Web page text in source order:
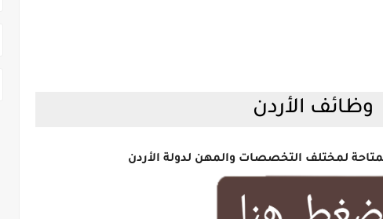
وظائف الأردن
لمختلف التخصصات والمهن لدولة الأردن